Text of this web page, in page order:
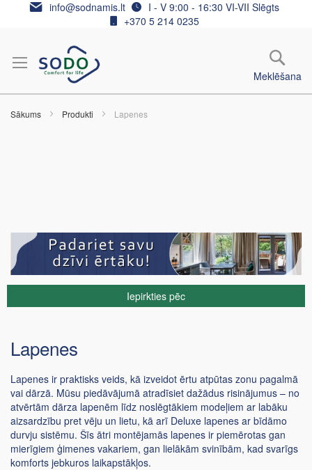
Skip info@sodnamis.lt
I - V 9:00 - 16:30 VI-VII Slēgts
+370 5 214 0235
Meklēšana
Sākums Produkti Lapenes
Lapenes
Lapenes ir praktisks veids, kā izveidot ērtu atpūtas zonu pagalmā
vai dārzā. Mūsu piedāvājumā atradīsiet dažādus risinājumus – no
atvērtām dārza lapenēm līdz noslēgtākiem modeļiem ar labāku
aizsardzību pret vēju un lietu, kā arī Deluxe lapenes ar bīdāmo
durvju sistēmu. Šīs ātri montējamās lapenes ir piemērotas gan
mierīgiem ģimenes vakariem, gan lielākām svinībām, kad svarīgs
komforts jebkuros laikapstākļos.
Iepirkties pēc